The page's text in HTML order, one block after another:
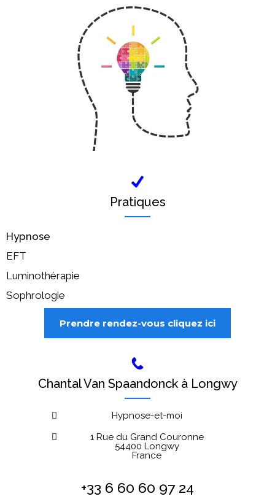
Pratiques
Hypnose
EFT
Luminothérapie
Sophrologie
Prendre rendez-vous cliquez ici
Chantal Van Spaandonck à Longwy
Hypnose-et-moi
1 Rue du Grand Couronne
54400 Longwy
France
+33 6 60 60 97 24